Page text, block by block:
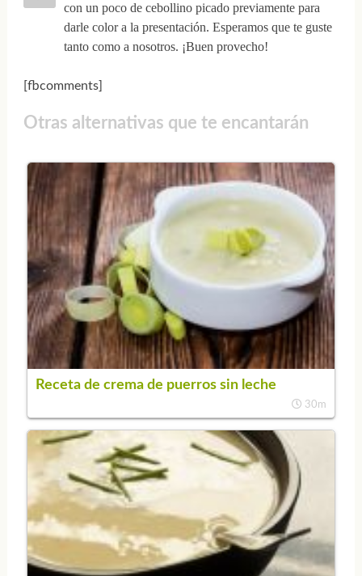
con un poco de cebollino picado previamente para
darle color a la presentación. Esperamos que te guste
tanto como a nosotros. ¡Buen provecho!
[fbcomments]
Otras alternativas que te encantarán
Receta de crema de puerros sin leche
30m